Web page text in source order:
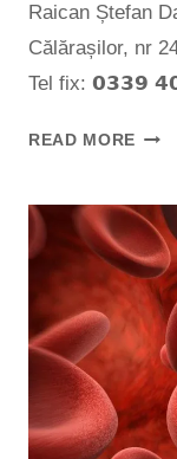
Raican Ștefan
Călărașilor, nr
Tel fix: 𝟬𝟯𝟯𝟵
READ MORE